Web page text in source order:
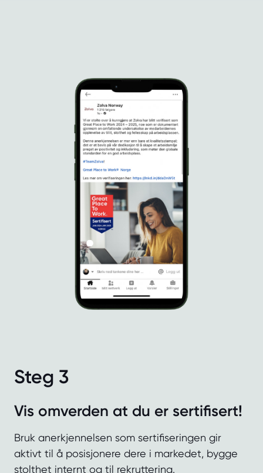
Steg 3
Vis omverden at du er sertifisert!
Bruk anerkjennelsen som sertifiseringen gir
aktivt til å posisjonere dere i markedet, bygge
stolthet internt og til rekruttering.